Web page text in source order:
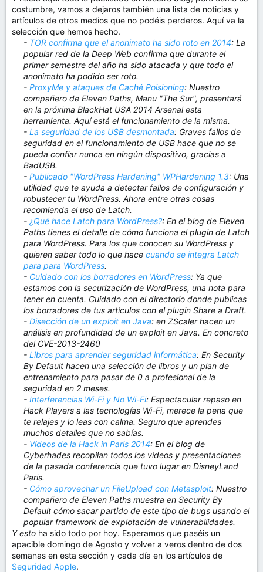
costumbre, vamos a dejaros también una lista de noticias y
artículos de otros medios que no podéis perderos. Aquí va la
selección que hemos hecho.
- TOR confirma que el anonimato ha sido roto en 2014: La
popular red de la Deep Web confirma que durante el
primer semestre del año ha sido atacada y que todo el
anonimato ha podido ser roto.
- ProxyMe y ataques de Caché Poisioning: Nuestro
compañero de Eleven Paths, Manu "The Sur", presentará
en la próxima BlackHat USA 2014 Arsenal esta
herramienta. Aquí está el funcionamiento de la misma.
- La seguridad de los USB desmontada: Graves fallos de
seguridad en el funcionamiento de USB hace que no se
pueda confiar nunca en ningún dispositivo, gracias a
BadUSB.
- Publicado "WordPress Hardening" WPHardening 1.3: Una
utilidad que te ayuda a detectar fallos de configuración y
robustecer tu WordPress. Ahora entre otras cosas
recomienda el uso de Latch.
- ¿Qué hace Latch para WordPress?: En el blog de Eleven
Paths tienes el detalle de cómo funciona el plugin de Latch
para WordPress. Para los que conocen su WordPress y
quieren saber todo lo que hace cuando se integra Latch
para para WordPress.
- Cuidado con los borradores en WordPress: Ya que
estamos con la securización de WordPress, una nota para
tener en cuenta. Cuidado con el directorio donde publicas
los borradores de tus artículos con el plugin Share a Draft.
- Disección de un exploit en Java: en ZScaler hacen un
análisis en profundidad de un exploit en Java. En concreto
del CVE-2013-2460
- Libros para aprender seguridad informática: En Security
By Default hacen una selección de libros y un plan de
entrenamiento para pasar de 0 a profesional de la
seguridad en 2 meses.
- Interferencias Wi-Fi y No Wi-Fi: Espectacular repaso en
Hack Players a las tecnologías Wi-Fi, merece la pena que
te relajes y lo leas con calma. Seguro que aprendes
muchos detalles que no sabías.
- Vídeos de la Hack in Paris 2014: En el blog de
Cyberhades recopilan todos los vídeos y presentaciones
de la pasada conferencia que tuvo lugar en DisneyLand
Paris.
- Cómo aprovechar un FileUpload con Metasploit: Nuestro
compañero de Eleven Paths muestra en Security By
Default cómo sacar partido de este tipo de bugs usando el
popular framework de explotación de vulnerabilidades.
Y esto ha sido todo por hoy. Esperamos que paséis un
apacible domingo de Agosto y volver a veros dentro de dos
semanas en esta sección y cada día en los artículos de
Seguridad Apple.